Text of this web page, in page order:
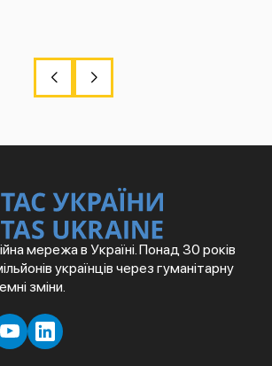
мережа в Україні. Понад 30 років
українців через гуманітарну
зміни.